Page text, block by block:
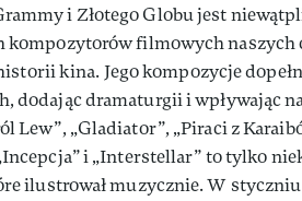
i Złotego Globu jest
kompozytorów filmowych naszych
kina. Jego kompozycje
dodając dramaturgii i wpływając
Lew”, „Gladiator”, „Piraci z
i „Interstellar” to tylko
ilustrował muzycznie. W